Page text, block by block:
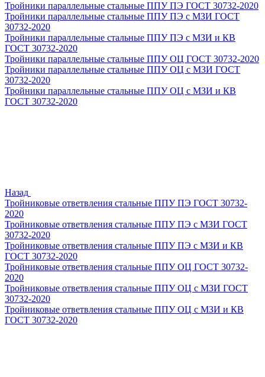
Тройники параллельные стальные ППУ ПЭ ГОСТ 30732-2020
Тройники параллельные стальные ППУ ПЭ с МЗИ ГОСТ
30732-2020
Тройники параллельные стальные ППУ ПЭ с МЗИ и КВ
ГОСТ 30732-2020
Тройники параллельные стальные ППУ ОЦ ГОСТ 30732-2020
Тройники параллельные стальные ППУ ОЦ с МЗИ ГОСТ
30732-2020
Тройники параллельные стальные ППУ ОЦ с МЗИ и КВ
ГОСТ 30732-2020
Назад
Тройниковые ответвления стальные ППУ ПЭ ГОСТ 30732-
2020
Тройниковые ответвления стальные ППУ ПЭ с МЗИ ГОСТ
30732-2020
Тройниковые ответвления стальные ППУ ПЭ с МЗИ и КВ
ГОСТ 30732-2020
Тройниковые ответвления стальные ППУ ОЦ ГОСТ 30732-
2020
Тройниковые ответвления стальные ППУ ОЦ с МЗИ ГОСТ
30732-2020
Тройниковые ответвления стальные ППУ ОЦ с МЗИ и КВ
ГОСТ 30732-2020